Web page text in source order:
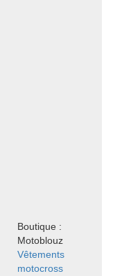
Boutique :
Motoblouz
Vêtements
motocross